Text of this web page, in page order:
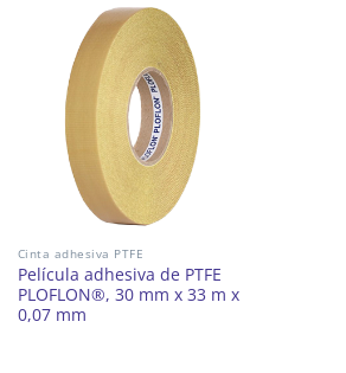
Cinta adhesiva PTFE
Película adhesiva de PTFE
PLOFLON®, 30 mm x 33 m x
0,07 mm